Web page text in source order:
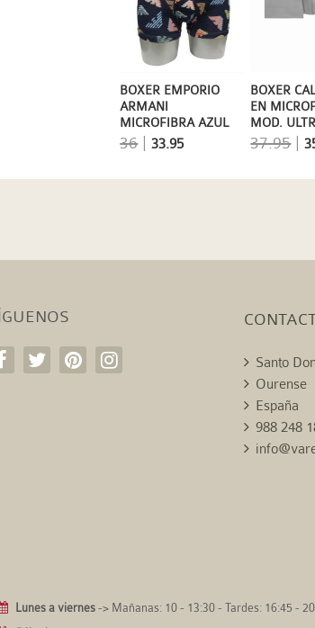
BOXER
EN
MOD.
SUPPORT
ALEACIÓN
37.95|
BOXER EMPORIO
ARMANI
MICROFIBRA AZUL
MARINO CON LOGOS
DE COLORES
36|33.95
Santo
Ourense
España
988 248
Lunes a viernes -> Mañanas: 10 - 13:30 - Tardes: 16:45 -